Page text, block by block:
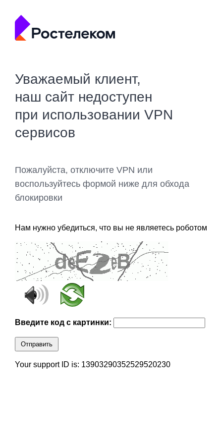
Уважаемый клиент,
наш сайт недоступен
при использовании VPN
сервисов
Пожалуйста, отключите VPN или
воспользуйтесь формой ниже для обхода
блокировки
Нам нужно убедиться, что вы не являетесь роботом
Введите код с картинки:
Отправить
Your support ID is: 13903290352529520230